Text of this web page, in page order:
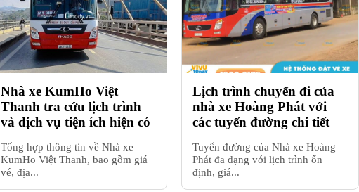
Nhà xe KumHo Việt
Thanh tra cứu lịch trình
và dịch vụ tiện ích hiện có
Tổng hợp thông tin về Nhà xe
KumHo Việt Thanh, bao gồm giá
vé, địa...
Lịch trình chuyến đi của
nhà xe Hoàng Phát với
các tuyến đường chi tiết
Tuyến đường của Nhà xe Hoàng
Phát đa dạng với lịch trình ổn
định, giá...